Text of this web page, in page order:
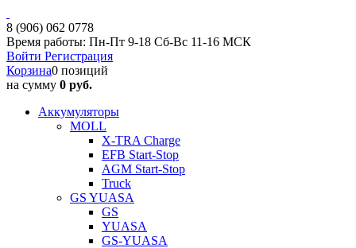
8 (906) 062 0778
Время работы: Пн-Пт 9-18 Сб-Вс 11-16 МСК
Войти Регистрация
Корзина0 позиций
на сумму 0 руб.
Аккумуляторы
MOLL
X-TRA Charge
EFB Start-Stop
AGM Start-Stop
Truck
GS YUASA
GS
YUASA
GS-YUASA